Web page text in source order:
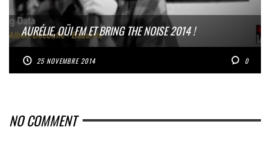
AURÉLIE, OÜI FM ET BRING THE NOISE 2014 !
25 NOVEMBRE 2014 0
NO COMMENT